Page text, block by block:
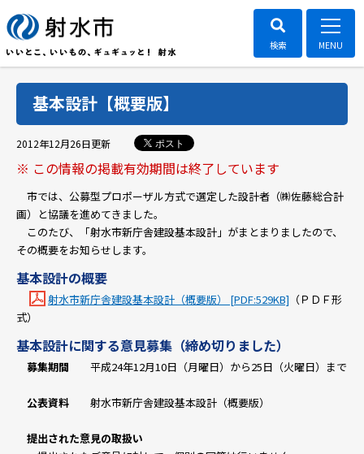
基本設計【概要版】
2012年12月26日更新 ポスト
※ この情報の掲載有効期間は終了しています
市では、公募型プロポーザル方式で選定した設計者（㈱佐藤総合計
画）と協議を進めてきました。
このたび、「射水市新庁舎建設基本設計」がまとまりましたので、
その概要をお知らせします。
基本設計の概要
射水市新庁舎建設基本設計（概要版） [PDF:529KB] （ＰＤＦ形
式）
基本設計に関する意見募集（締め切りました）
募集期間 平成24年12月10日（月曜日）から25日（火曜日）まで
公表資料 射水市新庁舎建設基本設計（概要版）
提出された意見の取扱い